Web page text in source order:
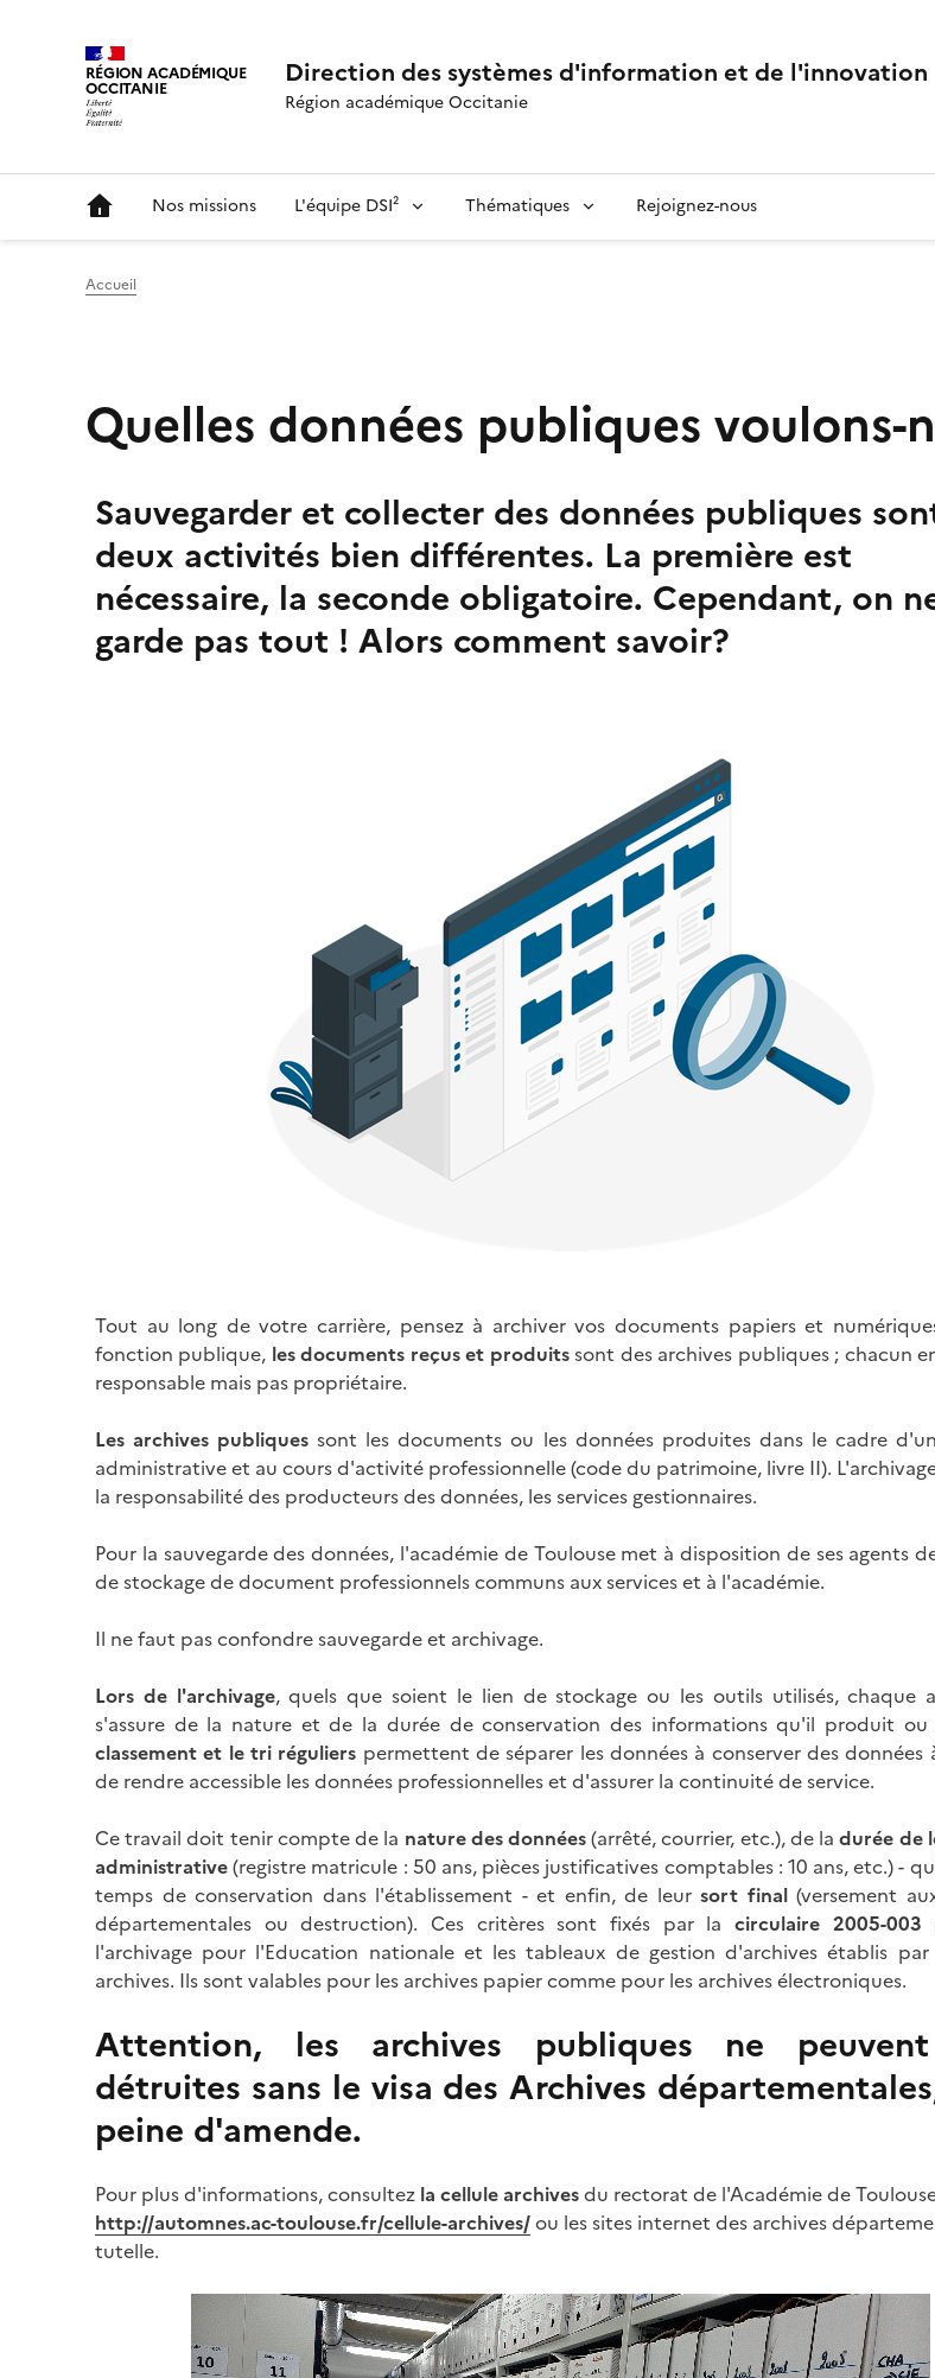
RÉGION ACADÉMIQUE
OCCITANIE Direction des systèmes d'information et de l'innovation
Région académique Occitanie
Nos missions L'équipe DSI² Thématiques Rejoignez-nous
Accueil
Quelles données publiques voulons-
Sauvegarder et collecter des données publiques
deux activités bien différentes. La première est
nécessaire, la seconde obligatoire. Cependant, on
garde pas tout ! Alors comment savoir?
Tout au long de votre carrière, pensez à archiver vos documents papiers et
fonction publique, les documents reçus et produitssont des archives publiques ; chacun
responsable mais pas propriétaire.
Les archives publiques sont les documents ou les données produites dans le cadre
administrative et au cours d'activité professionnelle (code du patrimoine, livre II).
la responsabilité des producteurs des données, les services gestionnaires.
Pour la sauvegarde des données, l'académie de Toulouse met à disposition de ses agents
de stockage de document professionnels communs aux services et à l'académie.
Il ne faut pas confondre sauvegarde et archivage.
Lors de l'archivage, quels que soient le lien de stockage ou les outils utilisés, chaque
s'assure de la nature et de la durée de conservation des informations qu'il produit ou
classement et le tri réguliers permettent de séparer les données à conserver des données
de rendre accessible les données professionnelles et d'assurer la continuité de service.
Ce travail doit tenir compte de la nature des données(arrêté, courrier, etc.), de ladurée de
administrative(registre matricule : 50 ans, pièces justificatives comptables : 10 ans, etc.) -
temps de conservation dans l'établissement - et enfin, de leur sort final(versement
départementales ou destruction). Ces critères sont fixés par la circulaire 2005-003
l'archivage pour l'Education nationale et les tableaux de gestion d'archives établis
archives. Ils sont valables pour les archives papier comme pour les archives électroniques.
Attention, les archives publiques ne
détruites sans le visa des Archives
peine d'amende.
Pour plus d'informations, consultez la cellule archivesdu rectorat de l'Académie de
http://automnes.ac-toulouse.fr/cellule-archives/ou les sites internet des archives
tutelle.